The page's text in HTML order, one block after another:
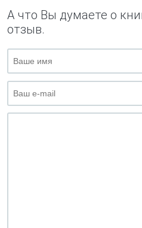
А что Вы думаете о
отзыв.